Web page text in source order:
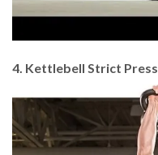
4. Kettlebell Strict Press